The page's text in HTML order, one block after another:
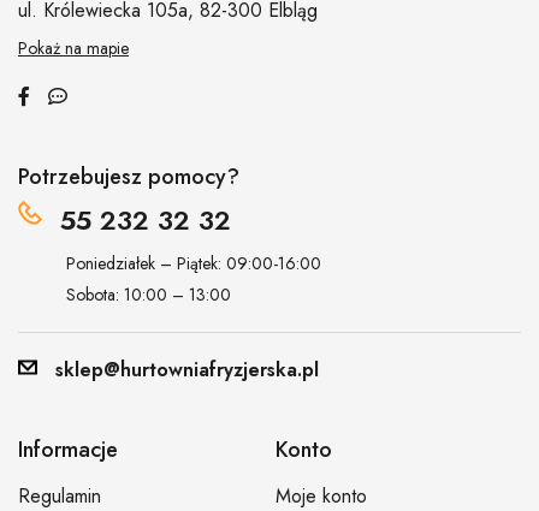
ul. Królewiecka 105a, 82-300 Elbląg
Pokaż na mapie
Potrzebujesz pomocy?
55 232 32 32
Poniedziałek – Piątek: 09:00-16:00
Sobota: 10:00 – 13:00
sklep@hurtowniafryzjerska.pl
Informacje
Regulamin
Konto
Moje konto